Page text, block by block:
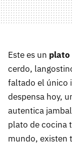
Este es un plato
cerdo,
faltado el único
despensa hoy,
autentica
plato de cocina
mundo, existen